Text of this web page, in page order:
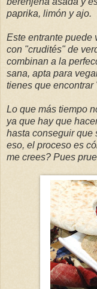
paprika, limón y ajo.
Este entrante puede
con "crudités" de
combinan a la
sana, apta para
tienes que encontrar
Lo que más tiempo
ya que hay que
hasta conseguir que
eso, el proceso es
me crees? Pues